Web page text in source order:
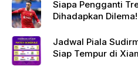
Siapa Pengganti
Dihadapkan Dilema!
Jadwal Piala
Siap Tempur di